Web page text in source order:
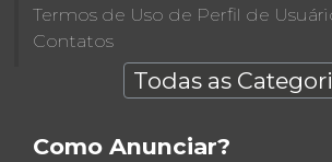
Termos de Uso de Perfil de
Contatos
Todas as
Como Anunciar?